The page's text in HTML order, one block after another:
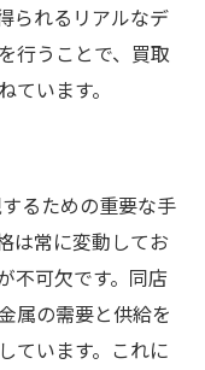
られるリアルなデ
行うことで、買取
います。
るための重要な手
は常に変動してお
不可欠です。同店
属の需要と供給を
ています。これに